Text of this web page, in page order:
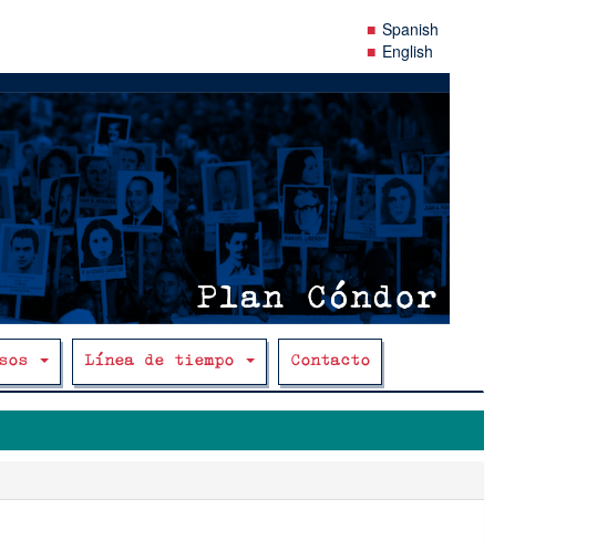
Spanish
English
Línea de tiempo Contacto